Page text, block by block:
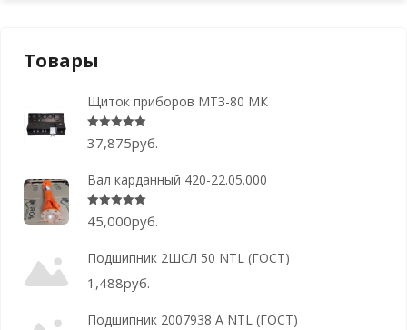
Товары
Щиток приборов МТЗ-80 МК
Оценка5.00 из 5
37,875руб.
Вал карданный 420-22.05.000
Оценка5.00 из 5
45,000руб.
Подшипник 2ШСЛ 50 NTL (ГОСТ)
1,488руб.
Подшипник 2007938 А NTL (ГОСТ)